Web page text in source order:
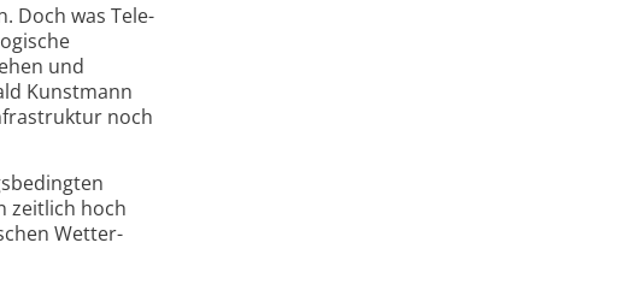
Doch was Tele­
und
Kunst­mann
noch
zeitlich hoch
Wetter­